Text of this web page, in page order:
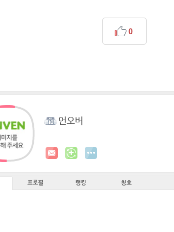
0
언오버
프로필 랭킹 칭호